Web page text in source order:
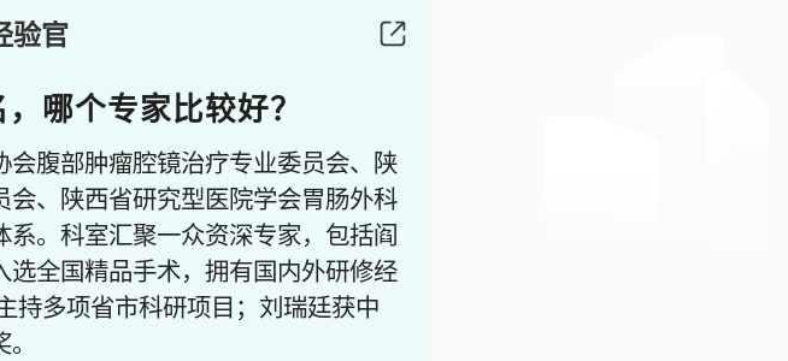
验官
哪个专家比较好？
腹部肿瘤腔镜治疗专业委员会、陕
、陕西省研究型医院学会胃肠外科
。科室汇聚一众资深专家，包括阎
全国精品手术，拥有国内外研修经
持多项省市科研项目；刘瑞廷获中